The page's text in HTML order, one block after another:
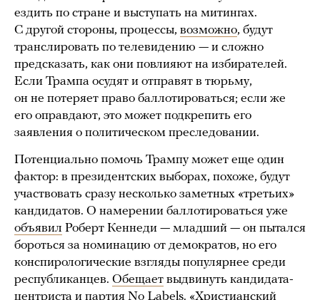
ездить по стране и выступать на митингах.
С другой стороны, процессы, возможно, будут
транслировать по телевидению — и сложно
предсказать, как они повлияют на избирателей.
Если Трампа осудят и отправят в тюрьму,
он не потеряет право баллотироваться; если же
его оправдают, это может подкрепить его
заявления о политическом преследовании.
Потенциально помочь Трампу может еще один
фактор: в президентских выборах, похоже, будут
участвовать сразу несколько заметных «третьих»
кандидатов. О намерении баллотироваться уже
объявил Роберт Кеннеди — младший — он пытался
бороться за номинацию от демократов, но его
конспирологические взгляды популярнее среди
республиканцев. Обещает выдвинуть кандидата-
центриста и партия No Labels. «Христианский